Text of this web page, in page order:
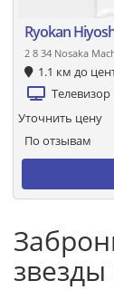
Ryokan
2 8 34 Nosaka
1.1 км до
Телевизор
По отзывам
Уточнить цену